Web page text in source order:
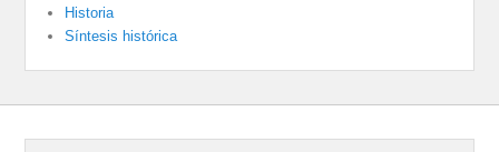
Historia
Síntesis histórica